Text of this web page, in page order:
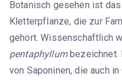
Botanisch gesehen ist
Kletterpflanze, die zur
gehört. Wissenschaftlich
pentaphyllumbezeichnet.
von Saponinen, die auch